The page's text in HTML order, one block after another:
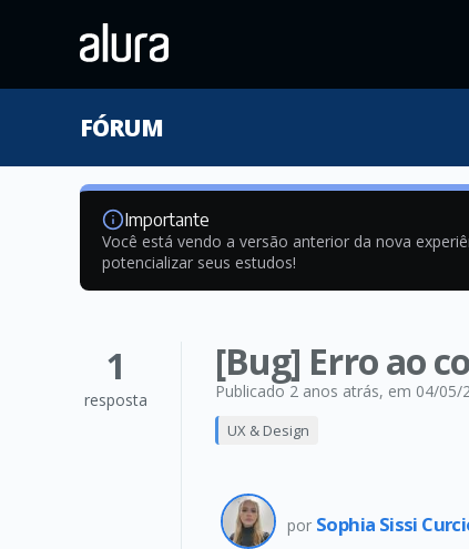
FÓRUM
Importante
Você está vendo a versão anterior da nova
potencializar seus estudos!
1
resposta
[Bug] Erro ao
Publicado 2 anos atrás, em 04/05/
UX & Design
por Sophia Sissi